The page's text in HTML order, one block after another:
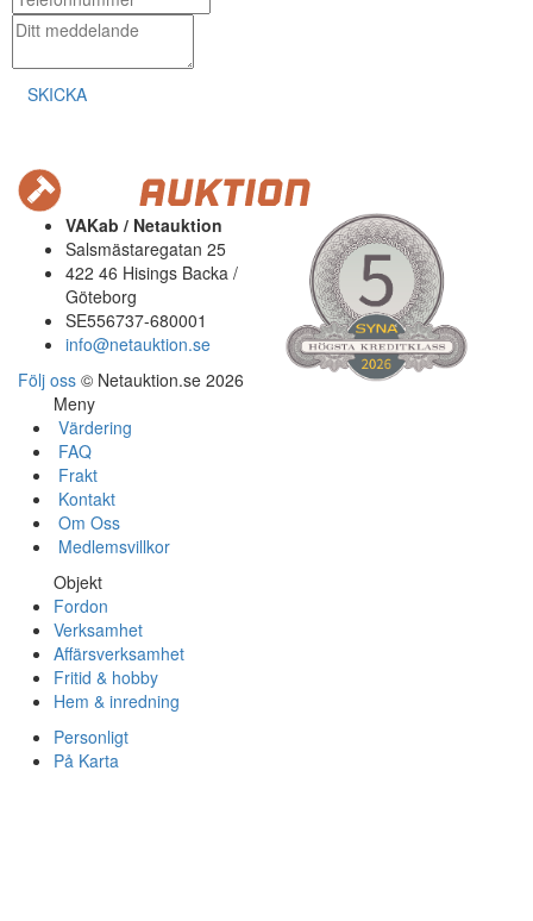
SKICKA
VAKab / Netauktion
Salsmästaregatan 25
422 46 Hisings Backa /
Göteborg
SE556737-680001
info@netauktion.se
Följ oss © Netauktion.se 2026
Meny
Värdering
FAQ
Frakt
Kontakt
Om Oss
Medlemsvillkor
Objekt
Fordon
Verksamhet
Affärsverksamhet
Fritid & hobby
Hem & inredning
Personligt
På Karta